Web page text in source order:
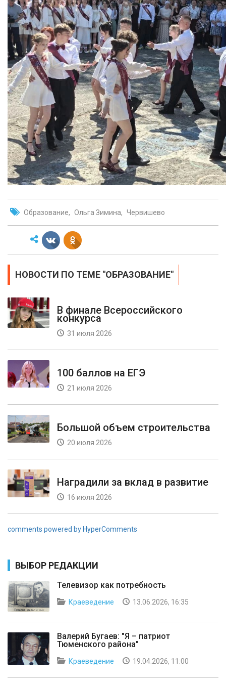
Образование Ольга Зимина Червишево
НОВОСТИ ПО ТЕМЕ "ОБРАЗОВАНИЕ"
В финале Всероссийского
конкурса
31 июля 2026
100 баллов на ЕГЭ
21 июля 2026
Большой объем строительства
20 июля 2026
Наградили за вклад в развитие
16 июля 2026
comments powered by HyperComments
ВЫБОР РЕДАКЦИИ
Телевизор как потребность
Краеведение 13.06.2026, 16:35
Валерий Бугаев: "Я – патриот
Тюменского района"
Краеведение 19.04.2026, 11:00